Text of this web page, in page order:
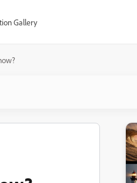
Gallery